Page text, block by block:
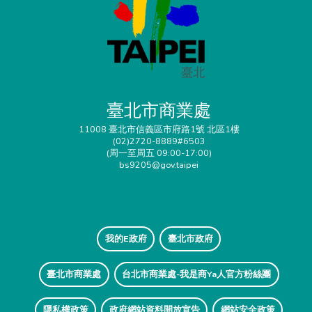
臺北市商業處
11008 臺北市信義區市府路1號 北區1樓
(02)2720-8889#6503
(周一至周五 09:00-17:00)
bs9205@gov.taipei
我的E政府 臺北市政府
臺北市商業處 台北市商業處-我是商Ya人官方粉絲團